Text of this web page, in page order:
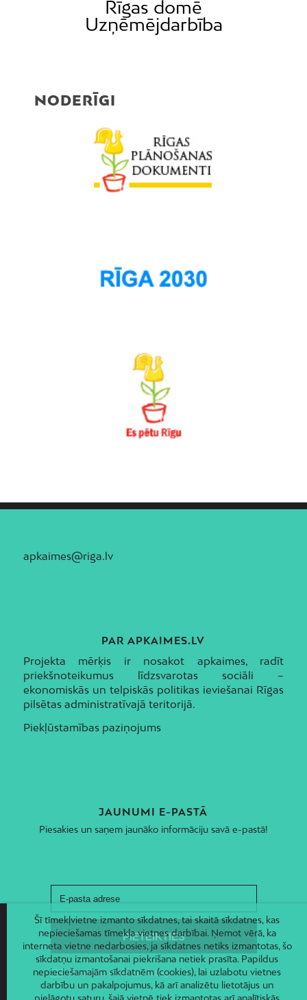
Rīgas domē
Uzņēmējdarbība
NODERĪGI
apkaimes@riga.lv
PAR APKAIMES.LV
Projekta mērķis ir nosakot apkaimes, radīt
priekšnoteikumus līdzsvarotas sociāli –
ekonomiskās un telpiskās politikas ieviešanai Rīgas
pilsētas administratīvajā teritorijā.
Piekļūstamības paziņojums
JAUNUMI E-PASTĀ
Piesakies un saņem jaunāko informāciju savā e-pastā!
Šī tīmekļvietne izmanto sīkdatnes, tai skaitā sīkdatnes, kas
nepieciešamas tīmekļa vietnes darbībai. Ņemot vērā, ka
interneta vietne nedarbosies, ja sīkdatnes netiks izmantotas, šo
sīkdatņu izmantošanai piekrišana netiek prasīta. Papildus
nepieciešamajām sīkdatnēm (cookies), lai uzlabotu vietnes
darbību un pakalpojumus, kā arī analizētu lietotājus un